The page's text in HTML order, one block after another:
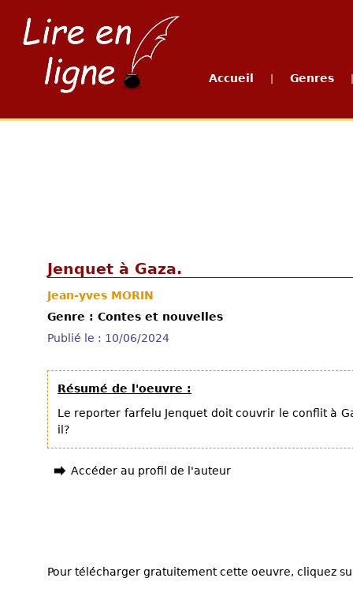
Accueil Genres
Jenquet à Gaza.
Jean-yves MORIN
Genre : Contes et nouvelles
Publié le : 10/06/2024
Résumé de l'oeuvre :
Le reporter farfelu Jenquet doit couvrir le conflit à
il?
Accéder au profil de l'auteur
Pour télécharger gratuitement cette oeuvre, cliquez